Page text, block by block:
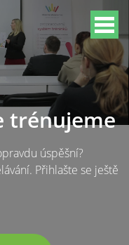
trénujeme
úspěšní?
Přihlašte se ještě